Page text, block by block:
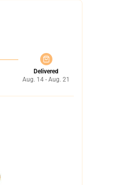
Delivered
Aug. 14 - Aug. 21